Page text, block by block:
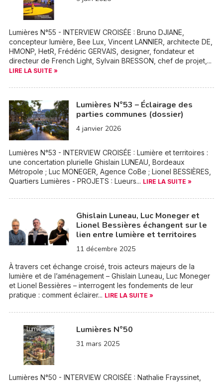
Lumières N°55 - INTERVIEW CROISÉE : Bruno DJIANE,
concepteur lumière, Bee Lux, Vincent LANNIER, architecte DE,
HMONP, HetR, Frédéric GERVAIS, designer, fondateur et
directeur de French Light, Sylvain BRESSON, chef de projet,...
LIRE LA SUITE »
Lumières N°53 – Éclairage des
parties communes (dossier)
4 janvier 2026
Lumières N°53 - INTERVIEW CROISÉE : Lumière et territoires :
une concertation plurielle Ghislain LUNEAU, Bordeaux
Métropole ; Luc MONEGER, Agence CoBe ; Lionel BESSIÈRES,
Quartiers Lumières - PROJETS : Lueurs... LIRE LA SUITE »
Ghislain Luneau, Luc Moneger et
Lionel Bessières échangent sur le
lien entre lumière et territoires
11 décembre 2025
À travers cet échange croisé, trois acteurs majeurs de la
lumière et de l’aménagement – Ghislain Luneau, Luc Moneger
et Lionel Bessières – interrogent les fondements de leur
pratique : comment éclairer... LIRE LA SUITE »
Lumières N°50
31 mars 2025
Lumières N°50 - INTERVIEW CROISÉE : Nathalie Frayssinet,